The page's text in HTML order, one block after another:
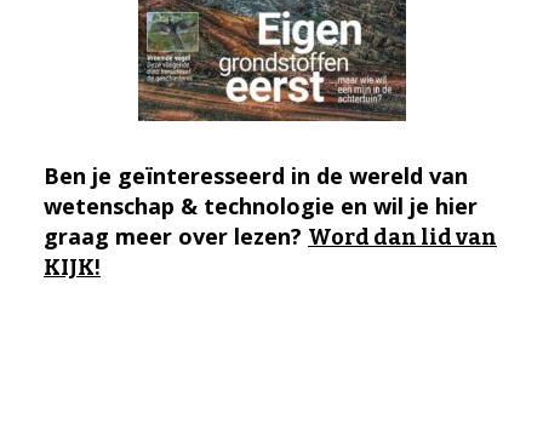
Ben je geïnteresseerd in de wereld van
wetenschap & technologie en wil je hier
graag meer over lezen? Word dan lid van
KIJK!